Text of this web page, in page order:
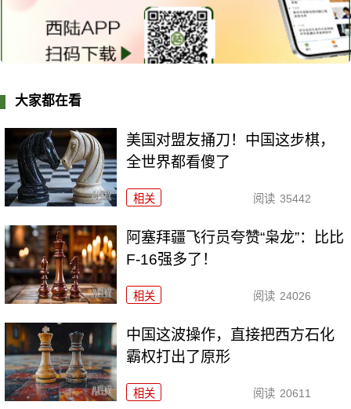
大家都在看
美国对盟友捅刀！中国这步棋，
全世界都看傻了
相关 阅读 35442
阿塞拜疆飞行员夸赞“枭龙”：比比
F-16强多了！
相关 阅读 24026
中国这波操作，直接把西方石化
霸权打出了原形
相关 阅读 20611